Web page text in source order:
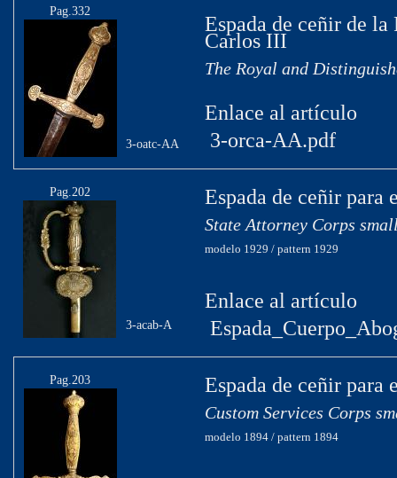
Pag.332
3-oatc-AA
Espada de ceñir de
Carlos III
The Royal and
Enlace al artículo
3-orca-AA.pdf
Pag.202
3-acab-A
Espada de ceñir para
State Attorney Corps
modelo 1929 / pattern 1929
Enlace al artículo
Pag.203 Espada de ceñir para
Custom Services Corps
modelo 1894 / pattern 1894